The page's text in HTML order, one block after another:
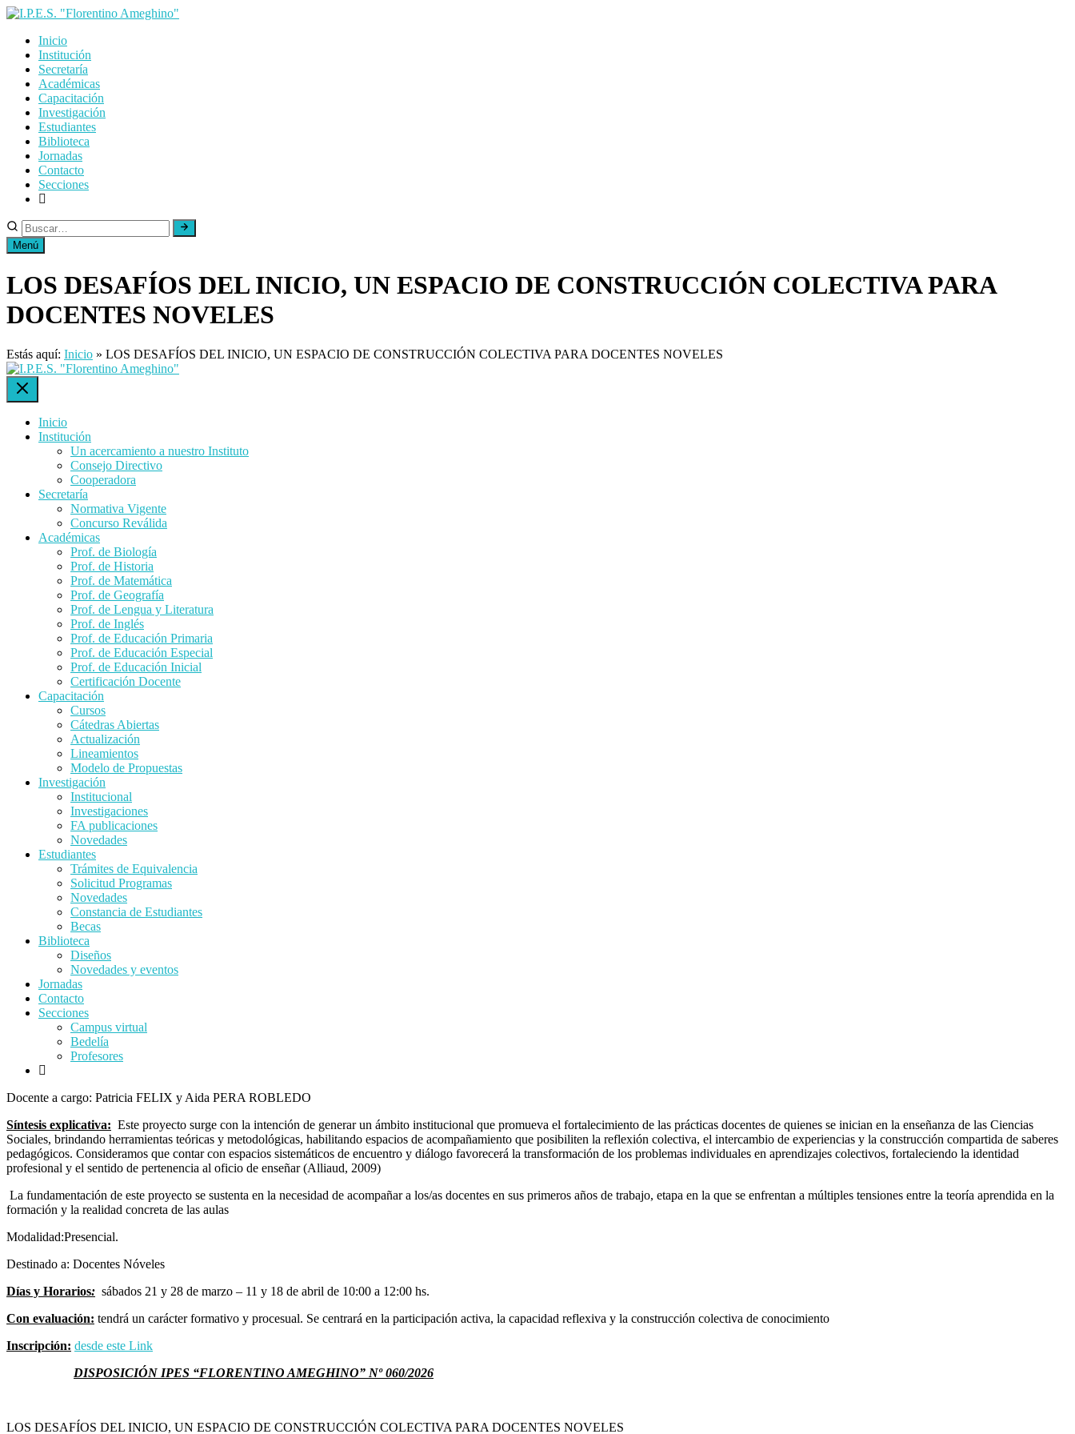
Skip
contentInicio
Institución
Secretaría
Académicas
Capacitación
Investigación
Estudiantes
Biblioteca
Jornadas
Contacto
Secciones
Menú
LOS DESAFÍOS DEL INICIO, UN ESPACIO DE CONSTRUCCIÓN COLECTIVA PARA
DOCENTES NOVELES
Estás aquí: Inicio » LOS DESAFÍOS DEL INICIO, UN ESPACIO DE CONSTRUCCIÓN COLECTIVA PARA DOCENTES NOVELES
Inicio
Institución
Un acercamiento a nuestro Instituto
Consejo Directivo
Cooperadora
Secretaría
Normativa Vigente
Concurso Reválida
Académicas
Prof. de Biología
Prof. de Historia
Prof. de Matemática
Prof. de Geografía
Prof. de Lengua y Literatura
Prof. de Inglés
Prof. de Educación Primaria
Prof. de Educación Especial
Prof. de Educación Inicial
Certificación Docente
Capacitación
Cursos
Cátedras Abiertas
Actualización
Lineamientos
Modelo de Propuestas
Investigación
Institucional
Investigaciones
FA publicaciones
Novedades
Estudiantes
Trámites de Equivalencia
Solicitud Programas
Novedades
Constancia de Estudiantes
Becas
Biblioteca
Diseños
Novedades y eventos
Jornadas
Contacto
Secciones
Campus virtual
Bedelía
Profesores
Docente a cargo: Patricia FELIX y Aida PERA ROBLEDO
Síntesis explicativa: Este proyecto surge con la intención de generar un ámbito institucional que promueva el fortalecimiento de las prácticas docentes de quienes se inician en la enseñanza de las Ciencias
Sociales, brindando herramientas teóricas y metodológicas, habilitando espacios de acompañamiento que posibiliten la reflexión colectiva, el intercambio de experiencias y la construcción compartida de saberes
pedagógicos. Consideramos que contar con espacios sistemáticos de encuentro y diálogo favorecerá la transformación de los problemas individuales en aprendizajes colectivos, fortaleciendo la identidad
profesional y el sentido de pertenencia al oficio de enseñar (Alliaud, 2009)
La fundamentación de este proyecto se sustenta en la necesidad de acompañar a los/as docentes en sus primeros años de trabajo, etapa en la que se enfrentan a múltiples tensiones entre la teoría aprendida en la
formación y la realidad concreta de las aulas
Modalidad:Presencial.
Destinado a: Docentes Nóveles
Días y Horarios: sábados 21 y 28 de marzo – 11 y 18 de abril de 10:00 a 12:00 hs.
Con evaluación: tendrá un carácter formativo y procesual. Se centrará en la participación activa, la capacidad reflexiva y la construcción colectiva de conocimiento
Inscripción: desde este Link
DISPOSICIÓN IPES “FLORENTINO AMEGHINO” Nº 060/2026
LOS DESAFÍOS DEL INICIO, UN ESPACIO DE CONSTRUCCIÓN COLECTIVA PARA DOCENTES NOVELES